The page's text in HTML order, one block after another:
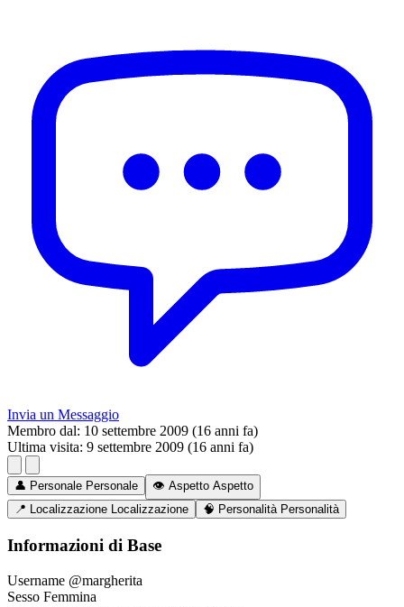
Invia un Messaggio
Membro dal: 10 settembre 2009 (16 anni fa)
Ultima visita: 9 settembre 2009 (16 anni fa)
👤 Personale Personale 👁️ Aspetto Aspetto
📍 Localizzazione Localizzazione 🧠 Personalità Personalità
Informazioni di Base
Username @margherita
Sesso Femmina